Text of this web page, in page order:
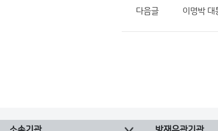
다음글 이명박 대